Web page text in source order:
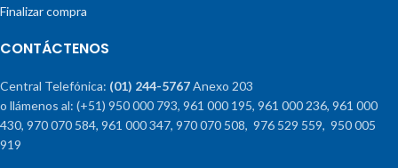
Finalizar compra
CONTÁCTENOS
Central Telefónica: (01) 244-5767Anexo 203
o llámenos al: (+51) 950 000 793, 961 000 195, 961 000 236, 961 000
430, 970 070 584, 961 000 347, 970 070 508, 976 529 559, 950 005
919